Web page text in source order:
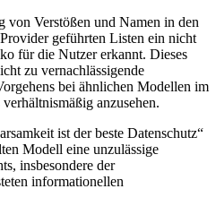
Verstößen und Namen in den
geführten Listen ein nicht
für die Nutzer erkannt. Dieses
zu vernachlässigende
bei ähnlichen Modellen im
anzusehen.
ist der beste Datenschutz“
Modell eine unzulässige
insbesondere der
informationellen